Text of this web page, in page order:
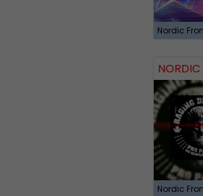
Nordic
Nordic